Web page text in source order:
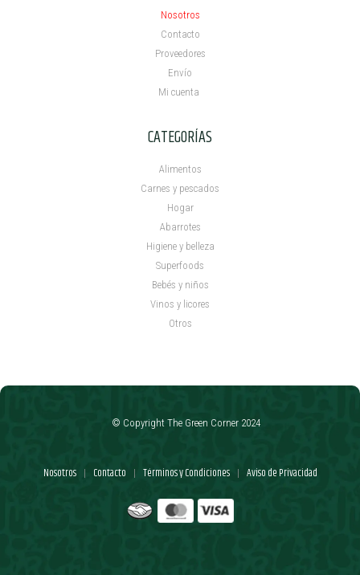
Nosotros
Contacto
Proveedores
Envío
Mi cuenta ​
CATEGORÍAS
Alimentos
Carnes y pescados
Hogar
Abarrotes
Higiene y belleza
Superfoods
Bebés y niños
Vinos y licores
Otros
Nosotros | Contacto | Términos y Condiciones | Aviso de Privacidad
© Copyright The Green Corner 2024